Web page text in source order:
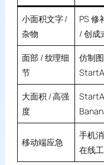
小面积文字 /
杂物
PS 修
/ 创成
面部 / 纹理细
节
仿制
大面积 / 高强
度
移动端应急
手机
在线